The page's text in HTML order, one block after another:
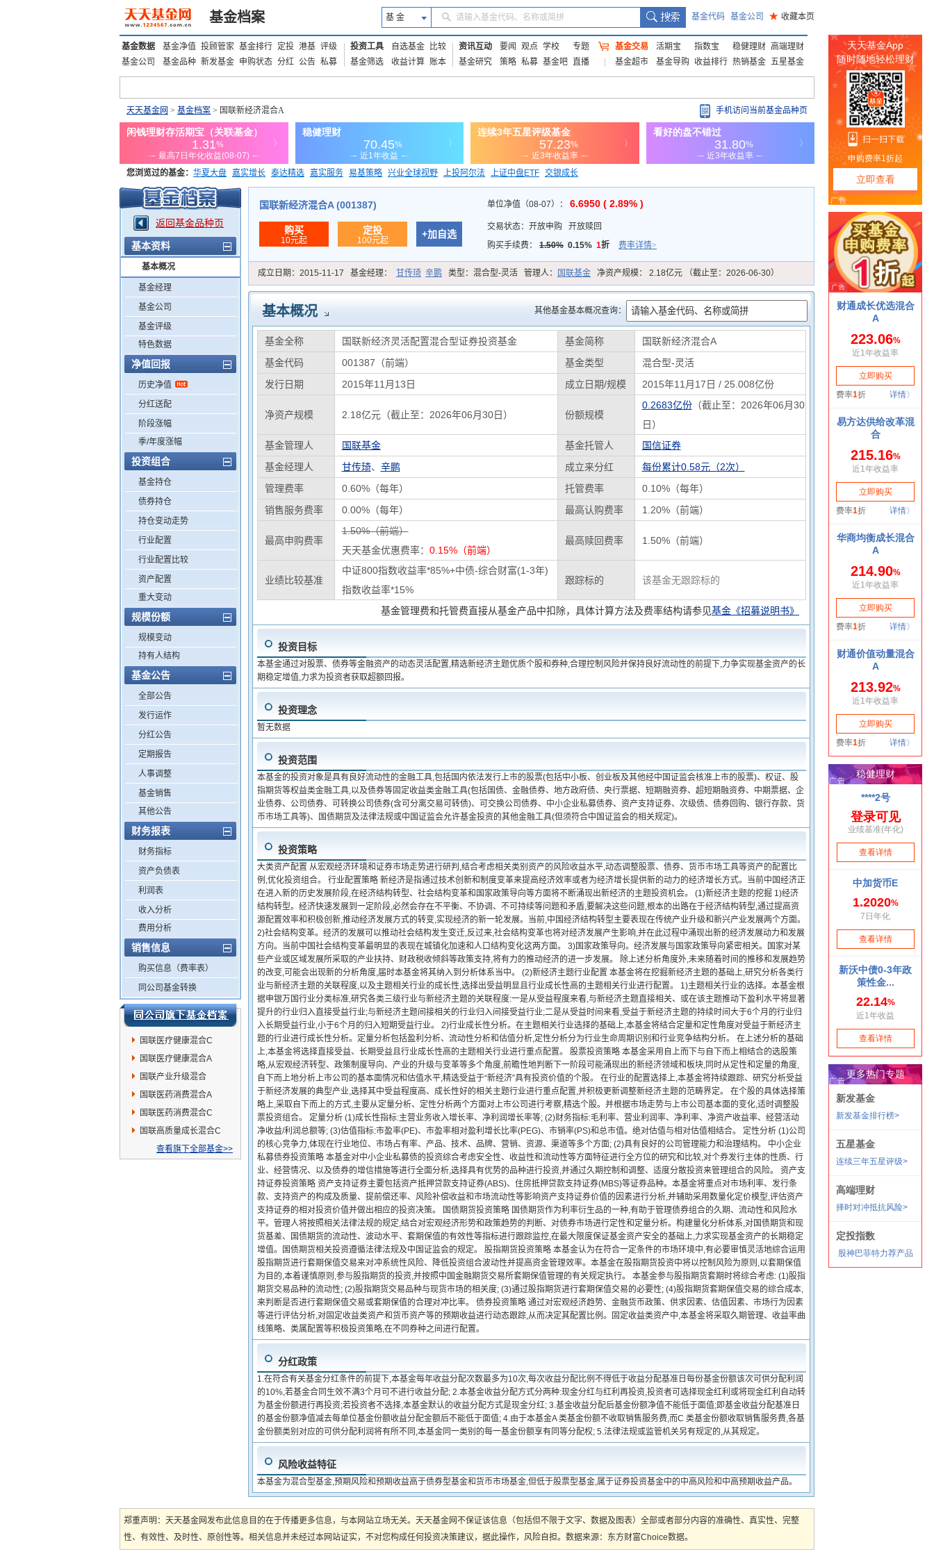
基金档案 基 金 请输入基金代码、名称或简拼 基金代码 基金公司 ★ 收藏本页
基金数据 基金净值 投顾管家 基金排行 定投 港基 评级
基金公司
基金品种 新发基金 申购状态 分红 公告 私募
投资工具 自选基金
比较
基金筛选
收益计算 账本
资讯互动 要闻 观点 学校
专题
基金研究
策略 私募 基金吧 直播
基金交易 活期宝 指数宝 稳健理财 高端理财
基金超市
基金导购 收益排行 热销基金 五星基金
天天基金网 > 基金档案 > 国联新经济混合A 手机访问当前基金品种页
您浏览过的基金： 华夏大盘 嘉实增长 泰达精选 嘉实服务 易基策略 兴业全球视野 上投阿尔法 上证中盘ETF 交银成长
添富优势 华安宏利 上证180价值ETF
返回基金品种页
基本资料
基本概况
基金经理
基金公司
基金评级
特色数据
净值回报
历史净值
分红送配
阶段涨幅
季/年度涨幅
投资组合
基金持仓
债券持仓
持仓变动走势
行业配置
行业配置比较
资产配置
重大变动
规模份额
规模变动
持有人结构
基金公告
全部公告
发行运作
分红公告
定期报告
人事调整
基金销售
其他公告
财务报表
财务指标
资产负债表
利润表
收入分析
费用分析
销售信息
购买信息（费率表）
同公司基金转换
国联医疗健康混合C
国联医疗健康混合A
国联产业升级混合
国联医药消费混合A
国联医药消费混合C
国联高质量成长混合C
查看旗下全部基金>>
国联新经济混合A (001387)
购买
10元起
定投
100元起
+加自选
单位净值（08-07）： 6.6950 ( 2.89% )
交易状态： 开放申购
开放赎回
购买手续费： 1.50% 0.15% 1折 费率详情>
成立日期： 2015-11-17 基金经理： 甘传琦 辛鹏 类型： 混合型-灵活 管理人： 国联基金 净资产规模： 2.18亿元 （截止至：2026-06-30）
基本概况 其他基金基本概况查询：
基金全称 国联新经济灵活配置混合型证券投资基金 基金简称
国联新经济混合A
基金代码
001387（前端） 基金类型
混合型-灵活
发行日期
2015年11月13日 成立日期/规模 2015年11月17日 / 25.008亿份
净资产规模 2.18亿元（截止至：2026年06月30日） 份额规模
0.2683亿份（截止至：2026年06月30
日）
基金管理人
国联基金 基金托管人
国信证券
基金经理人
甘传琦、 辛鹏 成立来分红
每份累计0.58元（2次）
管理费率
0.60%（每年） 托管费率
0.10%（每年）
销售服务费率
0.00%（每年） 最高认购费率 1.20%（前端）
最高申购费率
1.50%（前端）
天天基金优惠费率： 0.15%（前端）
最高赎回费率 1.50%（前端）
业绩比较基准
中证800指数收益率*85%+中债-综合财富(1-3年)
指数收益率*15%
跟踪标的 该基金无跟踪标的
基金管理费和托管费直接从基金产品中扣除，具体计算方法及费率结构请参见基金《招募说明书》
投资目标
本基金通过对股票、债券等金融资产的动态灵活配置,精选新经济主题优质个股和券种,合理控制风险并保持良好流动性的前提下,力争实现基金资产的长
期稳定增值,力求为投资者获取超额回报。
投资理念
暂无数据
投资范围
本基金的投资对象是具有良好流动性的金融工具,包括国内依法发行上市的股票(包括中小板、创业板及其他经中国证监会核准上市的股票)、权证、股
指期货等权益类金融工具,以及债券等固定收益类金融工具(包括国债、金融债券、地方政府债、央行票据、短期融资券、超短期融资券、中期票据、企
业债券、公司债券、可转换公司债券(含可分离交易可转债)、可交换公司债券、中小企业私募债券、资产支持证券、次级债、债券回购、银行存款、货
币市场工具等)、国债期货及法律法规或中国证监会允许基金投资的其他金融工具(但须符合中国证监会的相关规定)。
投资策略
大类资产配置 从宏观经济环境和证券市场走势进行研判,结合考虑相关类别资产的风险收益水平,动态调整股票、债券、货币市场工具等资产的配置比
例,优化投资组合。 行业配置策略 新经济是指通过技术创新和制度变革来提高经济效率或者为经济增长提供新的动力的经济增长方式。当前中国经济正
在进入新的历史发展阶段,在经济结构转型、社会结构变革和国家政策导向等方面将不断涌现出新经济的主题投资机会。 (1)新经济主题的挖掘 1)经济
结构转型。经济快速发展到一定阶段,必然会存在不平衡、不协调、不可持续等问题和矛盾,要解决这些问题,根本的出路在于经济结构转型,通过提高资
源配置效率和积极创新,推动经济发展方式的转变,实现经济的新一轮发展。当前,中国经济结构转型主要表现在传统产业升级和新兴产业发展两个方面。
2)社会结构变革。经济的发展可以推动社会结构发生变迁,反过来,社会结构变革也将对经济发展产生影响,并在此过程中涌现出新的经济发展动力和发展
方向。当前中国社会结构变革最明显的表现在城镇化加速和人口结构变化这两方面。 3)国家政策导向。经济发展与国家政策导向紧密相关。国家对某
些产业或区域发展所采取的产业扶持、财政税收倾斜等政策支持,将有力的推动经济的进一步发展。 除上述分析角度外,未来随着时间的推移和发展趋势
的改变,可能会出现新的分析角度,届时本基金将其纳入到分析体系当中。 (2)新经济主题行业配置 本基金将在挖掘新经济主题的基础上,研究分析各类行
业与新经济主题的关联程度,以及主题相关行业的成长性,选择出受益明显且行业成长性高的主题相关行业进行配置。 1)主题相关行业的选择。本基金根
据申银万国行业分类标准,研究各类三级行业与新经济主题的关联程度:一是从受益程度来看,与新经济主题直接相关、或在该主题推动下盈利水平将显著
提升的行业归入直接受益行业;与新经济主题间接相关的行业归入间接受益行业;二是从受益时间来看,受益于新经济主题的持续时间大于6个月的行业归
入长期受益行业,小于6个月的归入短期受益行业。 2)行业成长性分析。在主题相关行业选择的基础上,本基金将结合定量和定性角度对受益于新经济主
题的行业进行成长性分析。定量分析包括盈利分析、流动性分析和估值分析,定性分析分为行业生命周期识别和行业竞争结构分析。 在上述分析的基础
上,本基金将选择直接受益、长期受益且行业成长性高的主题相关行业进行重点配置。 股票投资策略 本基金采用自上而下与自下而上相结合的选股策
略,从宏观经济转型、政策制度导向、产业的升级与变革等多个角度,前瞻性地判断下一阶段可能涌现出的新经济领域和板块,同时从定性和定量的角度,
自下而上地分析上市公司的基本面情况和估值水平,精选受益于“新经济”具有投资价值的个股。 在行业的配置选择上,本基金将持续跟踪、研究分析受益
于新经济发展的典型产业,选择其中受益程度高、成长性好的相关主题行业进行重点配置,并积极更新调整新经济主题的范畴界定。 在个股的具体选择策
略上,采取自下而上的方式,主要从定量分析、定性分析两个方面对上市公司进行考察,精选个股。并根据市场走势与上市公司基本面的变化,适时调整股
票投资组合。 定量分析 (1)成长性指标:主营业务收入增长率、净利润增长率等; (2)财务指标:毛利率、营业利润率、净利率、净资产收益率、经营活动
净收益/利润总额等; (3)估值指标:市盈率(PE)、市盈率相对盈利增长比率(PEG)、市销率(PS)和总市值。绝对估值与相对估值相结合。 定性分析 (1)公司
的核心竞争力,体现在行业地位、市场占有率、产品、技术、品牌、营销、资源、渠道等多个方面; (2)具有良好的公司管理能力和治理结构。 中小企业
私募债券投资策略 本基金对中小企业私募债的投资综合考虑安全性、收益性和流动性等方面特征进行全方位的研究和比较,对个券发行主体的性质、行
业、经营情况、以及债券的增信措施等进行全面分析,选择具有优势的品种进行投资,并通过久期控制和调整、适度分散投资来管理组合的风险。 资产支
持证券投资策略 资产支持证券主要包括资产抵押贷款支持证券(ABS)、住房抵押贷款支持证券(MBS)等证券品种。本基金将重点对市场利率、发行条
款、支持资产的构成及质量、提前偿还率、风险补偿收益和市场流动性等影响资产支持证券价值的因素进行分析,并辅助采用数量化定价模型,评估资产
支持证券的相对投资价值并做出相应的投资决策。 国债期货投资策略 国债期货作为利率衍生品的一种,有助于管理债券组合的久期、流动性和风险水
平。管理人将按照相关法律法规的规定,结合对宏观经济形势和政策趋势的判断、对债券市场进行定性和定量分析。构建量化分析体系,对国债期货和现
货基差、国债期货的流动性、波动水平、套期保值的有效性等指标进行跟踪监控,在最大限度保证基金资产安全的基础上,力求实现基金资产的长期稳定
增值。国债期货相关投资遵循法律法规及中国证监会的规定。 股指期货投资策略 本基金认为在符合一定条件的市场环境中,有必要审慎灵活地综合运用
股指期货进行套期保值交易来对冲系统性风险、降低投资组合波动性并提高资金管理效率。本基金在股指期货投资中将以控制风险为原则,以套期保值
为目的,本着谨慎原则,参与股指期货的投资,并按照中国金融期货交易所套期保值管理的有关规定执行。 本基金参与股指期货套期时将综合考虑: (1)股指
期货交易品种的流动性; (2)股指期货交易品种与现货市场的相关度; (3)通过股指期货进行套期保值交易的必要性; (4)股指期货套期保值交易的综合成本,
来判断是否进行套期保值交易或套期保值的合理对冲比率。 债券投资策略 通过对宏观经济趋势、金融货币政策、供求因素、估值因素、市场行为因素
等进行评估分析,对固定收益类资产和货币资产等的预期收益进行动态跟踪,从而决定其配置比例。固定收益类资产中,本基金将采取久期管理、收益率曲
线策略、类属配置等积极投资策略,在不同券种之间进行配置。
分红政策
1.在符合有关基金分红条件的前提下,本基金每年收益分配次数最多为10次,每次收益分配比例不得低于收益分配基准日每份基金份额该次可供分配利润
的10%,若基金合同生效不满3个月可不进行收益分配; 2.本基金收益分配方式分两种:现金分红与红利再投资,投资者可选择现金红利或将现金红利自动转
为基金份额进行再投资;若投资者不选择,本基金默认的收益分配方式是现金分红; 3.基金收益分配后基金份额净值不能低于面值;即基金收益分配基准日
的基金份额净值减去每单位基金份额收益分配金额后不能低于面值; 4.由于本基金A 类基金份额不收取销售服务费,而C 类基金份额收取销售服务费,各基
金份额类别对应的可供分配利润将有所不同,本基金同一类别的每一基金份额享有同等分配权; 5.法律法规或监管机关另有规定的,从其规定。
风险收益特征
本基金为混合型基金,预期风险和预期收益高于债券型基金和货币市场基金,但低于股票型基金,属于证券投资基金中的中高风险和中高预期收益产品。
郑重声明：天天基金网发布此信息目的在于传播更多信息，与本网站立场无关。天天基金网不保证该信息（包括但不限于文字、数据及图表）全部或者部分内容的准确性、真实性、完整
性、有效性、及时性、原创性等。相关信息并未经过本网站证实，不对您构成任何投资决策建议，据此操作，风险自担。数据来源：东方财富Choice数据。